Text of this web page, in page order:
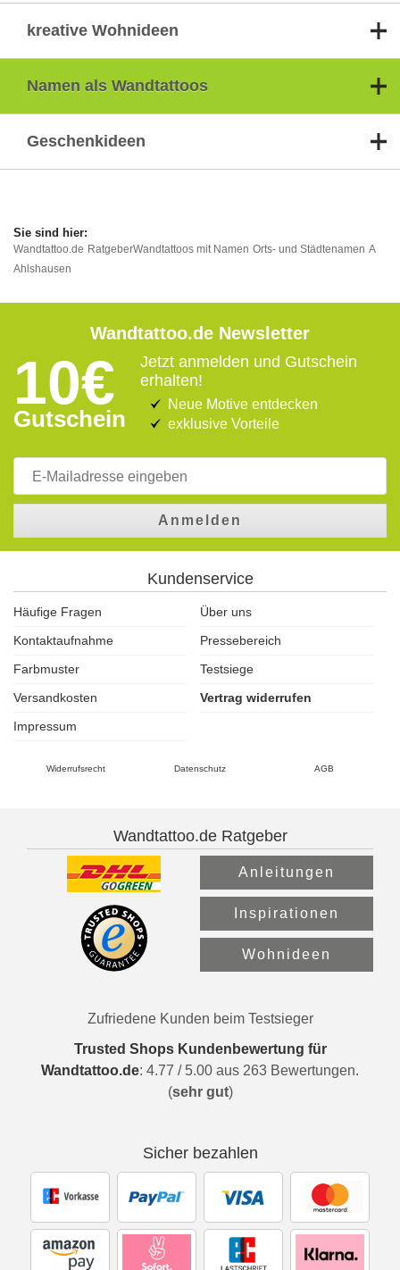
kreative Wohnideen
Namen als Wandtattoos
Geschenkideen
Wandtattoo.de RatgeberWandtattoos mit Namen Orts- und Städtenamen A
Ahlshausen
Wandtattoo.de Newsletter
10€
Gutschein
Jetzt anmelden und Gutschein
erhalten!
Neue Motive entdecken
exklusive Vorteile
Anmelden
Kundenservice
Häufige Fragen
Über uns
Kontaktaufnahme
Pressebereich
Farbmuster
Testsiege
Versandkosten
Vertrag widerrufen
Impressum
Widerrufsrecht Datenschutz AGB
Wandtattoo.de Ratgeber
Anleitungen
Inspirationen
Wohnideen
Zufriedene Kunden beim Testsieger
Trusted Shops Kundenbewertung für
Wandtattoo.de: 4.77 / 5.00 aus 263 Bewertungen.
(sehr gut)
Sicher bezahlen